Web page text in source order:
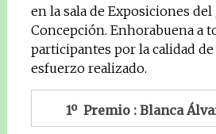
en la sala de Exposiciones del
Concepción. Enhorabuena a
participantes por la calidad
esfuerzo realizado.
1º Premio : Blanca